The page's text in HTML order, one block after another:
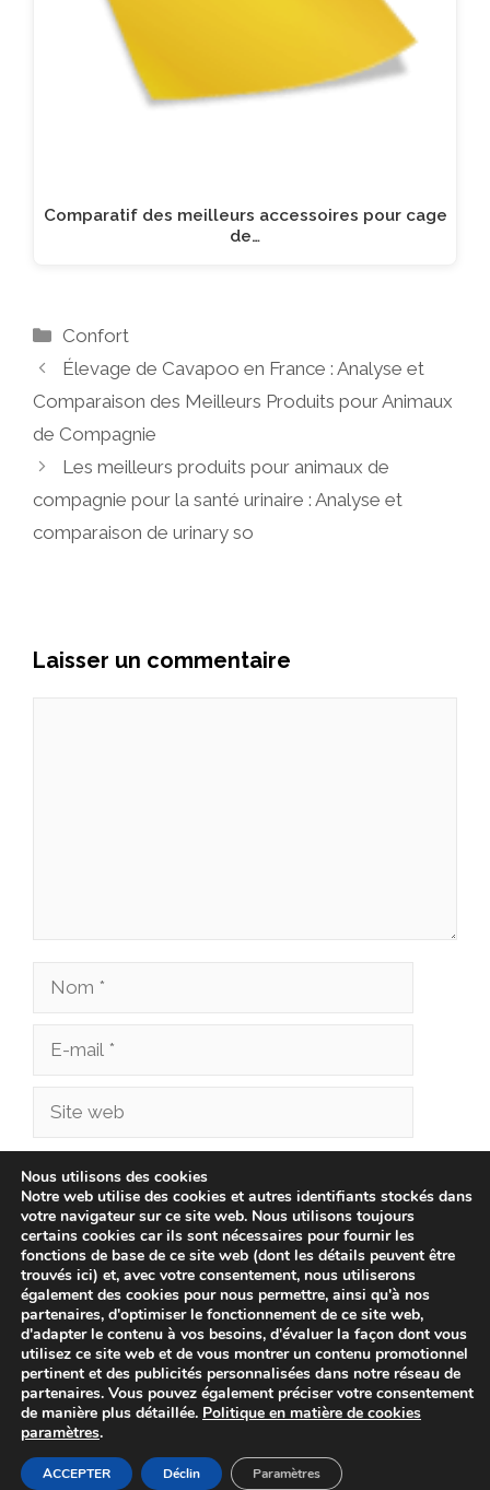
Comparatif des meilleurs accessoires pour cage
de…
Catégories
Confort
Élevage de Cavapoo en France : Analyse et
Comparaison des Meilleurs Produits pour Animaux
de Compagnie
Les meilleurs produits pour animaux de
compagnie pour la santé urinaire : Analyse et
comparaison de urinary so
Laisser un commentaire
Nom
Site
Enregistrer mon nom, mon e-mail et mon site
dans le navigateur pour mon prochain
commentaire.
© 2026 cliniqueveterinairechampionnet.fr -
confidentialité
-Avis Juridique-Politique de Cookies
Nous utilisons des cookies
Notre web utilise des cookies et autres identifiants stockés dans
votre navigateur sur ce site web. Nous utilisons toujours
certains cookies car ils sont nécessaires pour fournir les
fonctions de base de ce site web (dont les détails peuvent être
trouvés ici) et, avec votre consentement, nous utiliserons
également des cookies pour nous permettre, ainsi qu'à nos
partenaires, d'optimiser le fonctionnement de ce site web,
d'adapter le contenu à vos besoins, d'évaluer la façon dont vous
utilisez ce site web et de vous montrer un contenu promotionnel
pertinent et des publicités personnalisées dans notre réseau de
partenaires. Vous pouvez également préciser votre consentement
de manière plus détaillée. Politique en matière de cookies
paramètres.
ACCEPTER Déclin Paramètres